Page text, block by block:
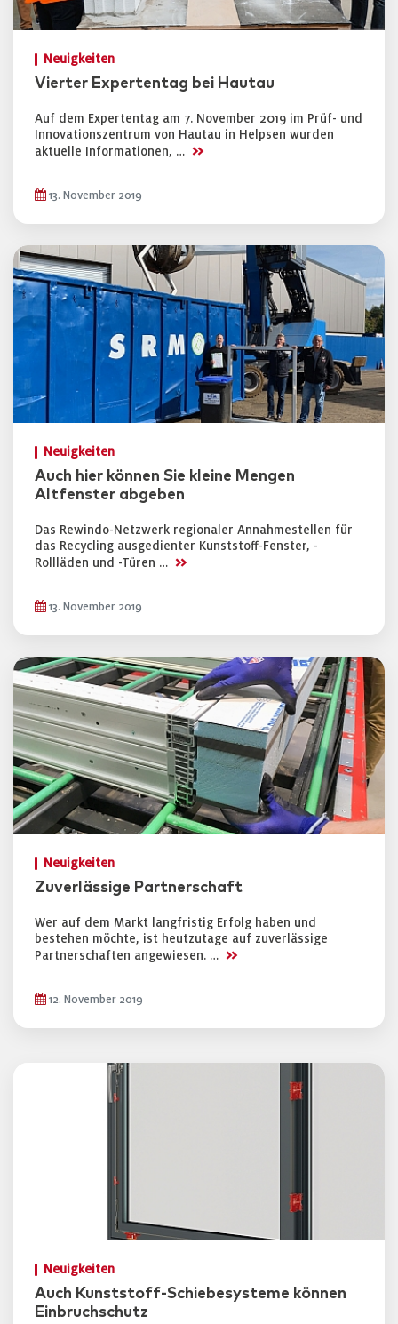
Neuigkeiten
Vierter Expertentag bei Hautau
Auf dem Expertentag am 7. November 2019 im Prüf- und
Innovationszentrum von Hautau in Helpsen wurden
aktuelle Informationen, … >>
13. November 2019
Neuigkeiten
Auch hier können Sie kleine Mengen
Altfenster abgeben
Das Rewindo-Netzwerk regionaler Annahmestellen für
das Recycling ausgedienter Kunststoff-Fenster, -
Rollläden und -Türen … >>
13. November 2019
Neuigkeiten
Zuverlässige Partnerschaft
Wer auf dem Markt langfristig Erfolg haben und
bestehen möchte, ist heutzutage auf zuverlässige
Partnerschaften angewiesen. … >>
12. November 2019
Neuigkeiten
Auch Kunststoff-Schiebesysteme können
Einbruchschutz